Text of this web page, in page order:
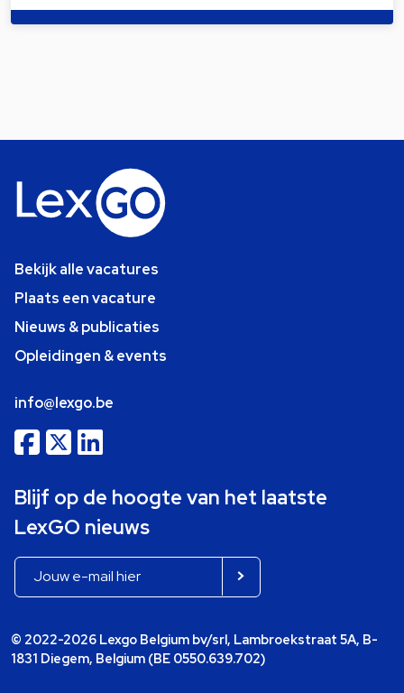
Bekijk alle vacatures
Plaats een vacature
Nieuws & publicaties
Opleidingen & events
info@lexgo.be
Blijf op de hoogte van het laatste
LexGO nieuws
© 2022-2026 Lexgo Belgium bv/srl, Lambroekstraat 5A, B-
1831 Diegem, Belgium (BE 0550.639.702)